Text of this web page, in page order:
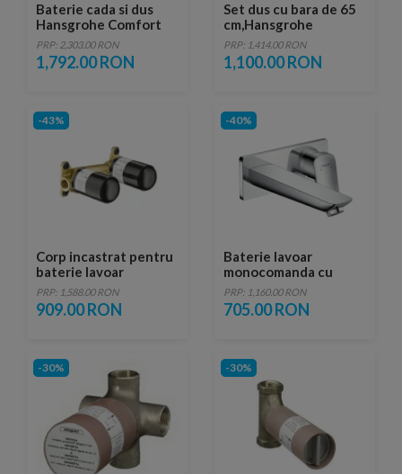
Baterie cada si dus
Hansgrohe Comfort
cu dubla comanda
termostatata
PRP: 2,303.00 RON
1,792.00 RON
Set dus cu bara de 65
cm,Hansgrohe
Raindance Select
E120,Unica'S Puro
PRP: 1,414.00 RON
1,100.00 RON
-43%
Corp incastrat pentru
baterie lavoar
Hansgrohe
PRP: 1,588.00 RON
909.00 RON
-40%
Baterie lavoar
monocomanda cu
montaj pe
perete,Hansgrohe
Logis
PRP: 1,160.00 RON
705.00 RON
-30% -30%